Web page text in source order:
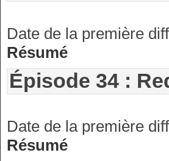
Date de la première
Résumé
Épisode 34 :
Date de la première
Résumé